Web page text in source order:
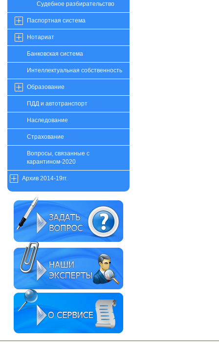
Судебное разбирательство
Паспортная система
Нотариат
Банковская система
Интеллектуальная собственность
Образование
ПДД и автотранспорт
Наследование
Страхование
Вопросы, связанные с
карантином-2020
Архив 2014-19гг.